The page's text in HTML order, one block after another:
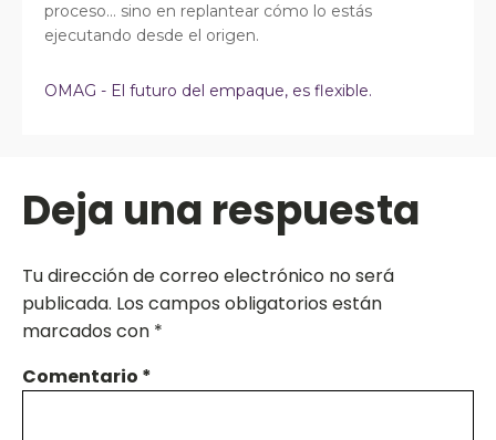
proceso… sino en replantear cómo lo estás
ejecutando desde el origen.
OMAG - El futuro del empaque, es flexible.
Deja una respuesta
Tu dirección de correo electrónico no será
publicada. Los campos obligatorios están
marcados con *
Comentario *